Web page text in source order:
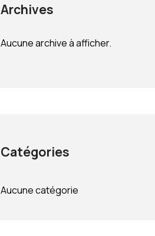
Archives
Aucune archive à afficher.
Catégories
Aucune catégorie